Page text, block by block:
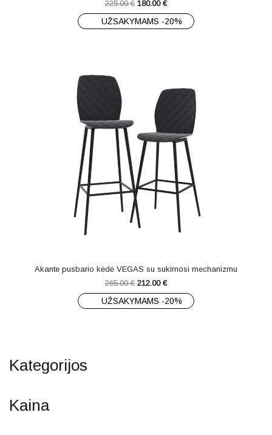
225.00€ 180.00 €
UŽSAKYMAMS -20%
Akante pusbario kėdė VEGAS su sukimosi mechanizmu
265.00€ 212.00 €
UŽSAKYMAMS -20%
Kategorijos
Kaina